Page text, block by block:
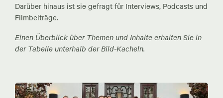
Darüber hinaus ist sie gefragt für Interviews, Podcasts und
Filmbeiträge.
Einen Überblick über Themen und Inhalte erhalten Sie in
der Tabelle unterhalb der Bild-Kacheln.